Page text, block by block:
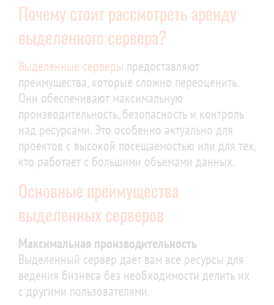
Почему стоит рассмотреть аренду
выделенного сервера?
Выделенные серверы предоставляют
преимущества, которые сложно переоценить.
Они обеспечивают максимальную
производительность, безопасность и контроль
над ресурсами. Это особенно актуально для
проектов с высокой посещаемостью или для тех,
кто работает с большими объемами данных.
Основные преимущества
выделенных серверов
Максимальная производительность
Выделенный сервер дает вам все ресурсы для
ведения бизнеса без необходимости делить их
с другими пользователями.